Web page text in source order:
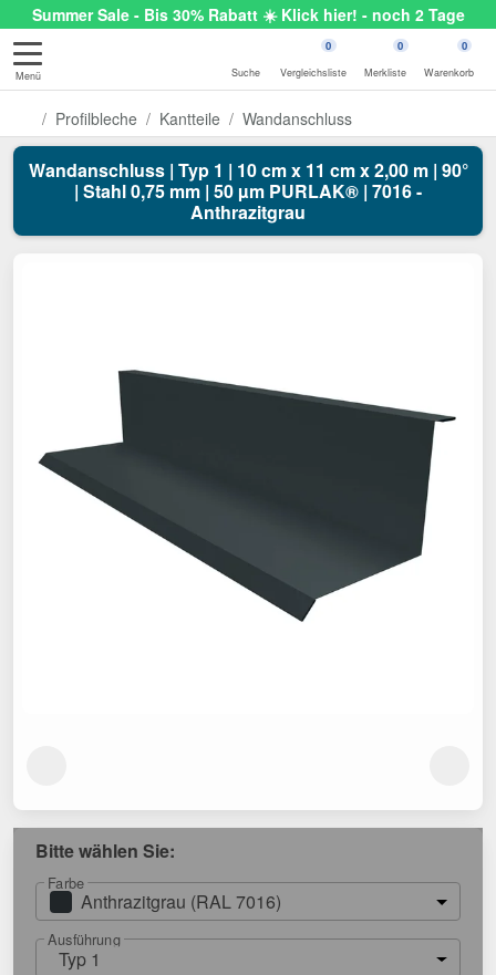
Summer Sale - Bis 30% Rabatt ☀️ Klick hier! - noch 2 Tage
Menü Suche
0
Vergleichsliste
0
Merkliste
0
Warenkorb
Profilbleche Kantteile Wandanschluss
Wandanschluss | Typ 1 | 10 cm x 11 cm x 2,00 m | 90°
| Stahl 0,75 mm | 50 µm PURLAK® | 7016 -
Anthrazitgrau
Bitte wählen Sie:
Farbe
Anthrazitgrau (RAL 7016)
Ausführung
Typ 1